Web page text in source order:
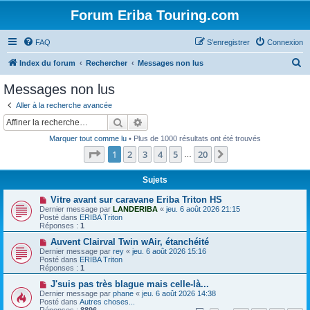
Forum Eriba Touring.com
FAQ Connexion
S’enregistrer
Index du forum Rechercher Messages non lus
Messages non lus
Aller à la recherche avancée
Rechercher
Marquer tout comme lu • Plus de 1000 résultats ont été trouvés
Page 1sur20
1 2 3 4 5 20
Sujets
N
o
u
v
e
u
m
e
s
a
g
e
Vitre avant sur caravane Eriba Triton HS
Dernier message par LANDERIBA « jeu. 6 août 2026 21:15
Posté dans ERIBA Triton
Réponses : 1
N
o
u
v
e
u
m
e
Auvent Clairval Twin wAir, étanchéité
Dernier message par rey « jeu. 6 août 2026 15:16
Posté dans ERIBA Triton
Réponses : 1
N
o
u
v
J'suis pas très blague mais celle-là...
Dernier message par phane « jeu. 6 août 2026 14:38
Posté dans Autres choses...